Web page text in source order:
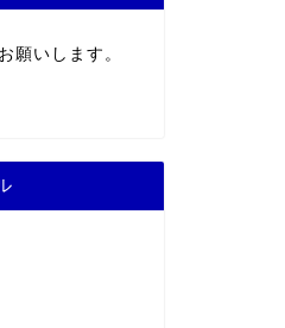
願いします。